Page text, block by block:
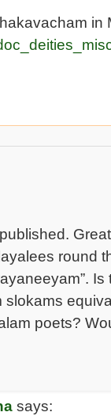
in
round
slokams
poets?
says: